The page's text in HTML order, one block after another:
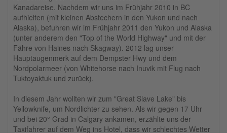
Kanadareise. Nachdem wir uns im Frühjahr 2010 in BC
aufhielten (mit kleinen Abstechern in den Yukon und nach
Alaska), befuhren wir im Frühjahr 2011 den Yukon und Alaska
(unter anderem den "Top of the World Highway" und mit der
Fähre von Haines nach Skagway). 2012 lag unser
Hauptaugenmerk auf dem Dempster Hwy und dem
Nordpolarmeer (von Whitehorse nach Inuvik mit Flug nach
Tuktoyaktuk und zurück).
In diesem Jahr wollten wir zum "Great Slave Lake" bis
Yellowknife, um Nordlichter zu sehen. Als wir gegen 17 Uhr
und bei 20° Grad in Calgary ankamen, erzählte uns der
Taxifahrer auf dem Weg ins Hotel, dass wir schlechtes Wetter